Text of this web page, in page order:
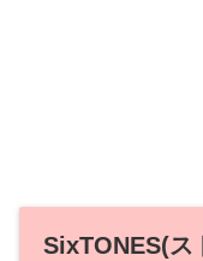
SixTONES(ス